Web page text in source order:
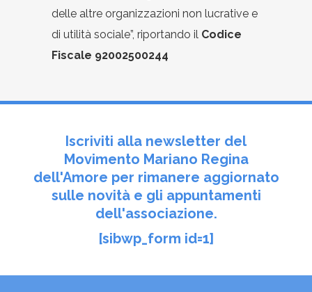
delle altre organizzazioni non lucrative e
di utilità sociale”, riportando il Codice
Fiscale 92002500244
Iscriviti alla newsletter del
Movimento Mariano Regina
dell'Amore per rimanere aggiornato
sulle novità e gli appuntamenti
dell'associazione.
[sibwp_form id=1]